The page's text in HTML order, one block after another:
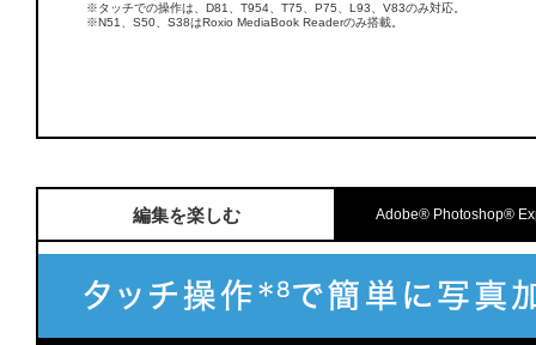
※タッチでの操作は、D81、T954、T75、P75、L93、V83のみ対応。
※N51、S50、S38はRoxio MediaBook Readerのみ搭載。
編集を楽しむ Adobe® Photoshop®